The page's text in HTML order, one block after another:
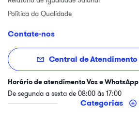
Política da Qualidade
Contate-nos
Central de Atendimento
Horário de atendimento Voz e WhatsApp
De segunda a sexta de 08:00 às 17:00
Categorias